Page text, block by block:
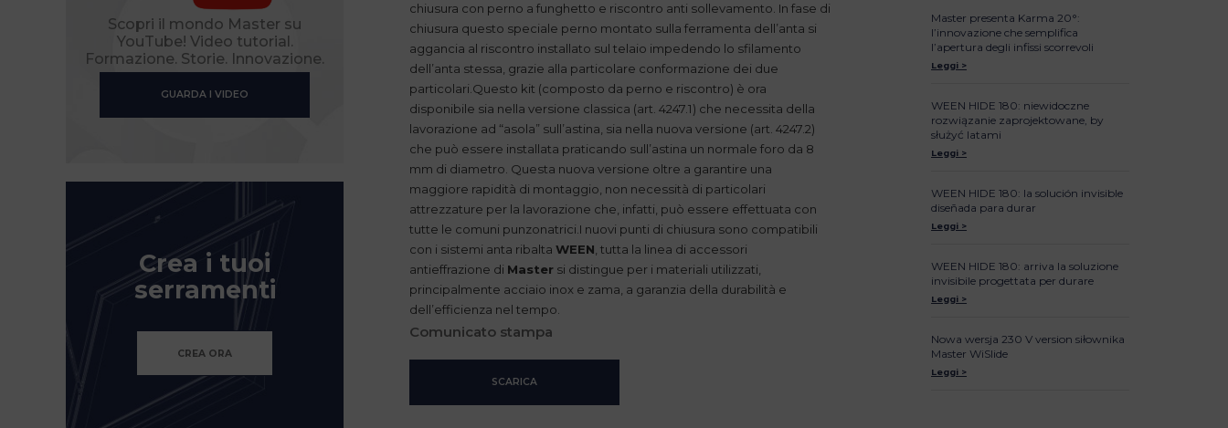
Scopri il mondo Master su
YouTube! Video tutorial.
Formazione. Storie. Innovazione.
GUARDA I VIDEO
Crea i tuoi
serramenti
CREA ORA
chiusura con perno a funghetto e riscontro anti sollevamento. In fase di
chiusura questo speciale perno montato sulla ferramenta dell’anta si
aggancia al riscontro installato sul telaio impedendo lo sfilamento
dell’anta stessa, grazie alla particolare conformazione dei due
particolari.Questo kit (composto da perno e riscontro) è ora
disponibile sia nella versione classica (art. 4247.1) che necessita della
lavorazione ad “asola” sull’astina, sia nella nuova versione (art. 4247.2)
che può essere installata praticando sull’astina un normale foro da 8
mm di diametro. Questa nuova versione oltre a garantire una
maggiore rapidità di montaggio, non necessità di particolari
attrezzature per la lavorazione che, infatti, può essere effettuata con
tutte le comuni punzonatrici.I nuovi punti di chiusura sono compatibili
con i sistemi anta ribalta WEEN, tutta la linea di accessori
antieffrazione di Master si distingue per i materiali utilizzati,
principalmente acciaio inox e zama, a garanzia della durabilità e
dell’efficienza nel tempo.
Comunicato stampa
SCARICA
Master presenta Karma 20°:
l’innovazione che semplifica
l’apertura degli infissi scorrevoli
Leggi >
WEEN HIDE 180: niewidoczne
rozwiązanie zaprojektowane, by
służyć latami
Leggi >
WEEN HIDE 180: la solución invisible
diseñada para durar
Leggi >
WEEN HIDE 180: arriva la soluzione
invisibile progettata per durare
Leggi >
Nowa wersja 230 V version siłownika
Master WiSlide
Leggi >